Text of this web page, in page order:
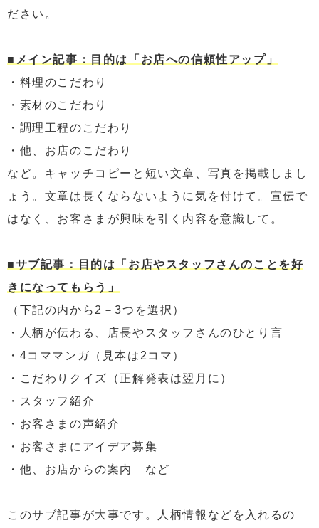
ださい。
■メイン記事：目的は「お店への信頼性アップ」
・料理のこだわり
・素材のこだわり
・調理工程のこだわり
・他、お店のこだわり
など。キャッチコピーと短い文章、写真を掲載しまし
ょう。文章は長くならないように気を付けて。宣伝で
はなく、お客さまが興味を引く内容を意識して。
■サブ記事：目的は「お店やスタッフさんのことを好
きになってもらう」
（下記の内から2－3つを選択）
・人柄が伝わる、店長やスタッフさんのひとり言
・4コママンガ（見本は2コマ）
・こだわりクイズ（正解発表は翌月に）
・スタッフ紹介
・お客さまの声紹介
・お客さまにアイデア募集
・他、お店からの案内 など
このサブ記事が大事です。人柄情報などを入れるの